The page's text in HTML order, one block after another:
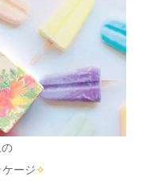
ージ✧